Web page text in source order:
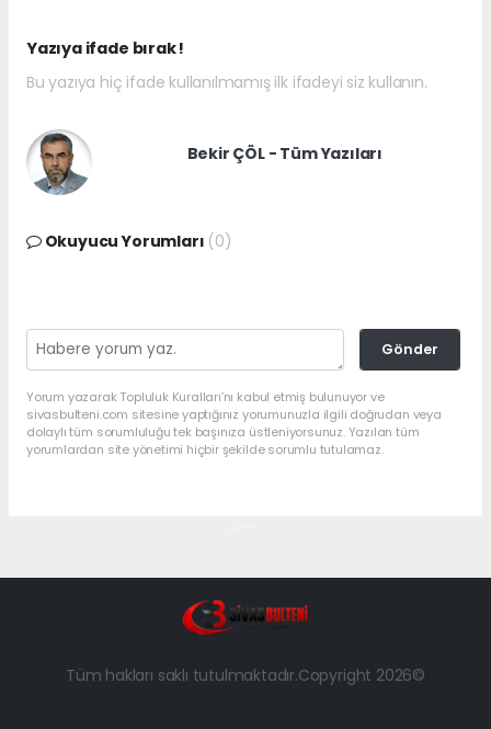
Yazıya ifade bırak !
Bu yazıya hiç ifade kullanılmamış ilk ifadeyi siz kullanın.
Bekir ÇÖL - Tüm Yazıları
Okuyucu Yorumları (0)
Gönder
Yorum yazarak Topluluk Kuralları’nı kabul etmiş bulunuyor ve
sivasbulteni.com sitesine yaptığınız yorumunuzla ilgili doğrudan veya
dolaylı tüm sorumluluğu tek başınıza üstleniyorsunuz. Yazılan tüm
yorumlardan site yönetimi hiçbir şekilde sorumlu tutulamaz.
Tüm hakları saklı tutulmaktadır.Copyright 2026©